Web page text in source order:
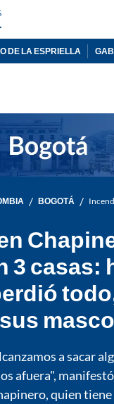
DE LA ESPRIELLA
/ BOGOTÁ /
3 casas:
a sacar
afuera",
quien